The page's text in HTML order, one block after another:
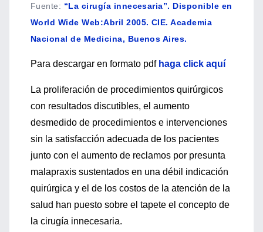
Fuente: “La cirugía innecesaria”. Disponible en
World Wide Web:Abril 2005. CIE. Academia
Nacional de Medicina, Buenos Aires.
Para descargar en formato pdf haga click aquí
La proliferación de procedimientos quirúrgicos
con resultados discutibles, el aumento
desmedido de procedimientos e intervenciones
sin la satisfacción adecuada de los pacientes
junto con el aumento de reclamos por presunta
malapraxis sustentados en una débil indicación
quirúrgica y el de los costos de la atención de la
salud han puesto sobre el tapete el concepto de
la cirugía innecesaria.